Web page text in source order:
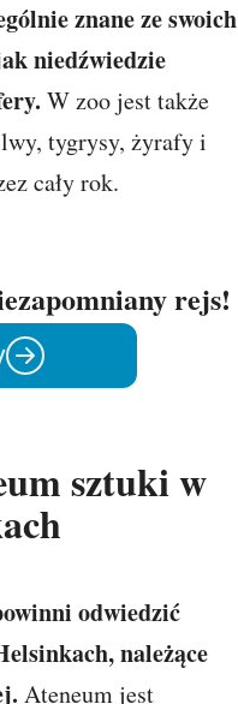
znane ze swoich
niedźwiedzie
W zoo jest także
tygrysy, żyrafy i
cały rok.
rejs!
sztuki w
odwiedzić
należące
Ateneum jest